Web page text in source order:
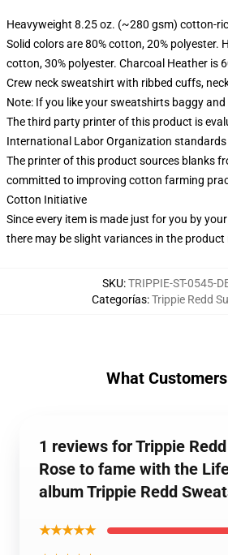
Heavyweight 8.25 oz. (~280 gsm) cotton-
Solid colors are 80% cotton, 20% polyester.
cotton, 30% polyester. Charcoal Heather is
Crew neck sweatshirt with ribbed cuffs,
Note: If you like your sweatshirts baggy
The third party printer of this product is
International Labor Organization standards
The printer of this product sources blanks
committed to improving cotton farming
Cotton Initiative
Since every item is made just for you by
there may be slight variances in the product
SKU:TRIPPIE-ST-0545-
Categorías:Trippie Redd
What
1 reviews for Trippie
Rose to fame with the
album Trippie Redd
★★★★★